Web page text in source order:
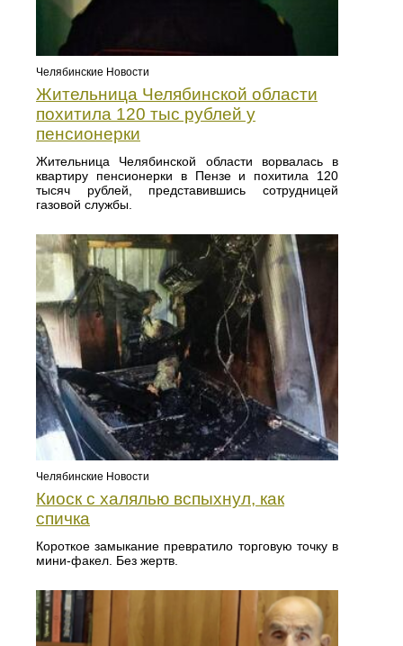
Челябинские Новости
Жительница Челябинской области
похитила 120 тыс рублей у
пенсионерки
Жительница Челябинской области ворвалась в
квартиру пенсионерки в Пензе и похитила 120
тысяч рублей, представившись сотрудницей
газовой службы.
Челябинские Новости
Киоск с халялью вспыхнул, как
спичка
Короткое замыкание превратило торговую точку в
мини-факел. Без жертв.